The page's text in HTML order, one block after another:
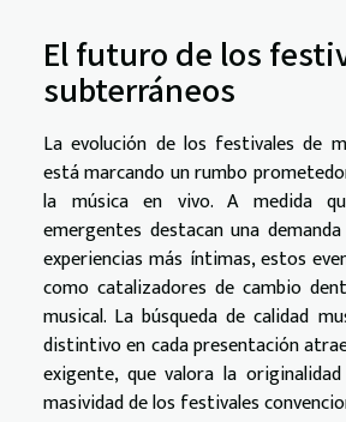
El futuro de los
subterráneos
La evolución de los festivales de
está marcando un rumbo
la música en vivo. A medida
emergentes destacan una
experiencias más íntimas, estos
como catalizadores de cambio
musical. La búsqueda de calidad
distintivo en cada presentación
exigente, que valora la
masividad de los festivales